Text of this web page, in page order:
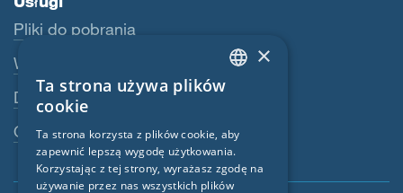
Pliki do pobrania
Webshop
Dealerzy
Osoba kontaktowa
ENGLISH
FRENCH
CZECH
×
Ta strona używa plików
cookie
Ta strona korzysta z plików cookie, aby
zapewnić lepszą wygodę użytkowania.
Korzystając z tej strony, wyrażasz zgodę na
używanie przez nas wszystkich plików